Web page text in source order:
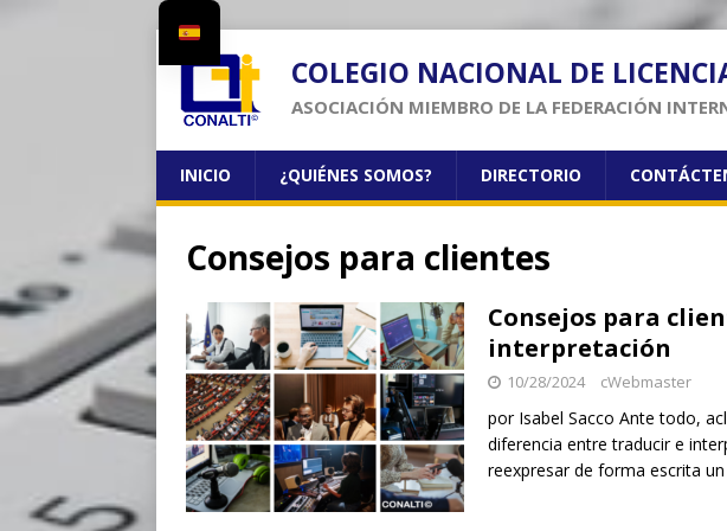
COLEGIO NACIONAL DE
ASOCIACIÓN MIEMBRO DE LA FEDERACIÓN
INICIO ¿QUIÉNES SOMOS? DIRECTORIO
Consejos para clientes
Consejos para
interpretación
10/28/2024 cWebmaster
por Isabel Sacco Ante todo,
diferencia entre traducir e
reexpresar de forma escrita